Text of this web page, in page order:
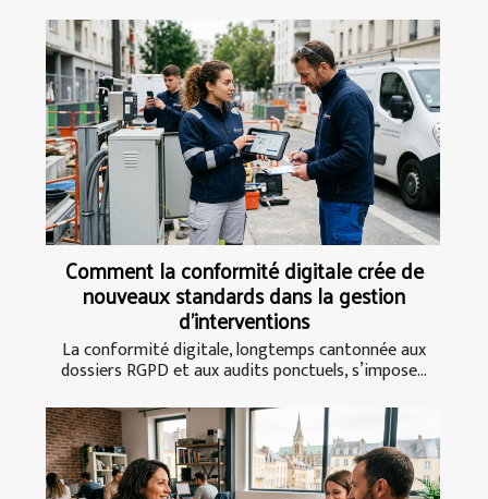
Comment la conformité digitale crée de
nouveaux standards dans la gestion
d’interventions
La conformité digitale, longtemps cantonnée aux
dossiers RGPD et aux audits ponctuels, s’impose...